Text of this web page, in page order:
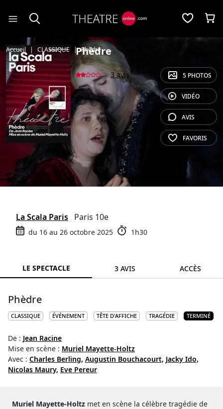
Accueil CLASSIQUE Phèdre
Phèdre
3 avis
La Scala Paris Paris 10e
du 16 au 26 octobre 2025 1h30
5 PHOTOS
VIDÉO
AVIS
FAVORIS
LE SPECTACLE 3 AVIS ACCÈS
Phèdre
CLASSIQUE ÉVÉNEMENT TÊTE D'AFFICHE TRAGÉDIE TERMINÉ
De : Jean Racine
Mise en scène : Muriel Mayette-Holtz
Avec : Charles Berling, Augustin Bouchacourt, Jacky Ido,
Nicolas Maury, Eve Pereur
Muriel Mayette-Holtz met en scène la célèbre tragédie de